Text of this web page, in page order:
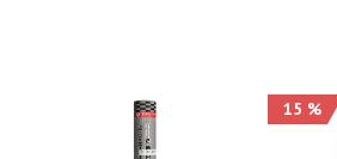
15 %